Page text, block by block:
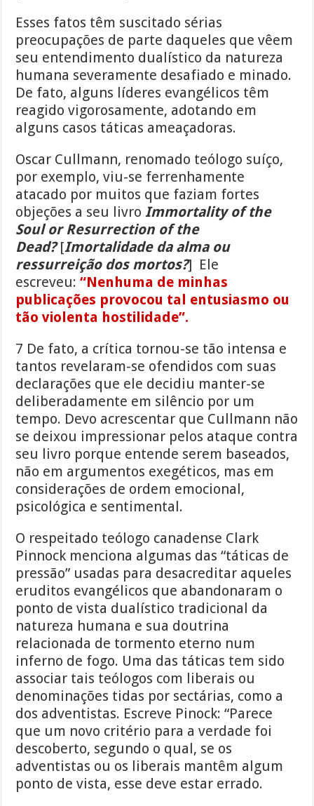
Esses fatos têm suscitado sérias
preocupações de parte daqueles que vêem
seu entendimento dualístico da natureza
humana severamente desafiado e minado.
De fato, alguns líderes evangélicos têm
reagido vigorosamente, adotando em
alguns casos táticas ameaçadoras.
Oscar Cullmann, renomado teólogo suíço,
por exemplo, viu-se ferrenhamente
atacado por muitos que faziam fortes
objeções a seu livro Immortality of the
Soul or Resurrection of the
Dead?[Imortalidade da alma ou
ressurreição dos mortos?] Ele
escreveu: “Nenhuma de minhas
publicações provocou tal entusiasmo ou
tão violenta hostilidade”.
7 De fato, a crítica tornou-se tão intensa e
tantos revelaram-se ofendidos com suas
declarações que ele decidiu manter-se
deliberadamente em silêncio por um
tempo. Devo acrescentar que Cullmann não
se deixou impressionar pelos ataque contra
seu livro porque entende serem baseados,
não em argumentos exegéticos, mas em
considerações de ordem emocional,
psicológica e sentimental.
O respeitado teólogo canadense Clark
Pinnock menciona algumas das “táticas de
pressão” usadas para desacreditar aqueles
eruditos evangélicos que abandonaram o
ponto de vista dualístico tradicional da
natureza humana e sua doutrina
relacionada de tormento eterno num
inferno de fogo. Uma das táticas tem sido
associar tais teólogos com liberais ou
denominações tidas por sectárias, como a
dos adventistas. Escreve Pinock: “Parece
que um novo critério para a verdade foi
descoberto, segundo o qual, se os
adventistas ou os liberais mantêm algum
ponto de vista, esse deve estar errado.